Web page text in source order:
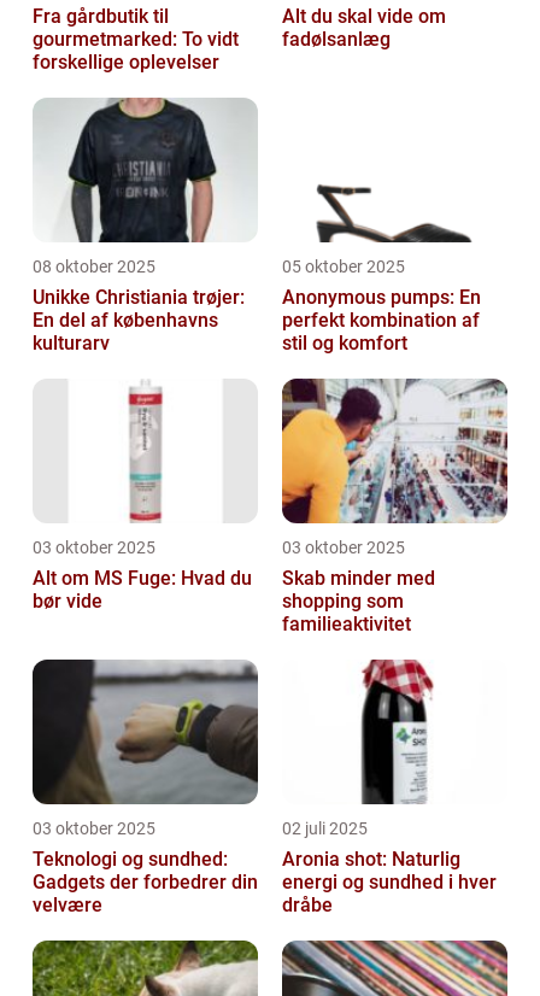
Fra gårdbutik til
gourmetmarked: To vidt
forskellige oplevelser
Alt du skal vide om
fadølsanlæg
08 oktober 2025
Unikke Christiania trøjer:
En del af københavns
kulturarv
05 oktober 2025
Anonymous pumps: En
perfekt kombination af
stil og komfort
03 oktober 2025
Alt om MS Fuge: Hvad du
bør vide
03 oktober 2025
Skab minder med
shopping som
familieaktivitet
03 oktober 2025
Teknologi og sundhed:
Gadgets der forbedrer din
velvære
02 juli 2025
Aronia shot: Naturlig
energi og sundhed i hver
dråbe